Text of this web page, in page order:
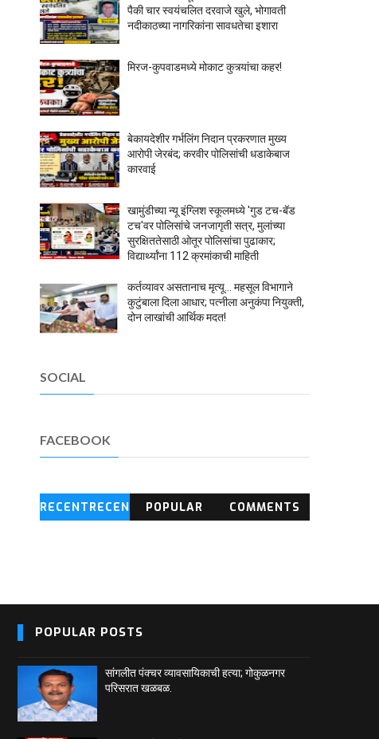
पैकी चार स्वयंचलित दरवाजे खुले, भोगावती
नदीकाठच्या नागरिकांना सावधतेचा इशारा
मिरज-कुपवाडमध्ये मोकाट कुत्र्यांचा कहर!
बेकायदेशीर गर्भलिंग निदान प्रकरणात मुख्य
आरोपी जेरबंद; करवीर पोलिसांची धडाकेबाज
कारवाई
खामुंडीच्या न्यू इंग्लिश स्कूलमध्ये 'गुड टच-बॅड
टच'वर पोलिसांचे जनजागृती सत्र, मुलांच्या
सुरक्षिततेसाठी ओतूर पोलिसांचा पुढाकार;
विद्यार्थ्यांना 112 क्रमांकाची माहिती
कर्तव्यावर असतानाच मृत्यू... महसूल विभागाने
कुटुंबाला दिला आधार; पत्नीला अनुकंपा नियुक्ती,
दोन लाखांची आर्थिक मदत!
SOCIAL
FACEBOOK
RECENTRECEN
POPULAR COMMENTS
POPULAR POSTS
सांगलीत पंक्चर व्यावसायिकाची हत्या; गोकुळनगर
परिसरात खळबळ.